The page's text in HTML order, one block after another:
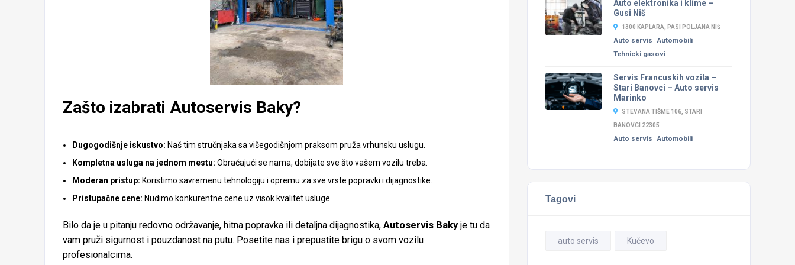
Zašto izabrati Autoservis Baky?
Dugogodišnje iskustvo: Naš tim stručnjaka sa višegodišnjom praksom pruža vrhunsku uslugu.
Kompletna usluga na jednom mestu: Obraćajući se nama, dobijate sve što vašem vozilu treba.
Moderan pristup: Koristimo savremenu tehnologiju i opremu za sve vrste popravki i dijagnostike.
Pristupačne cene: Nudimo konkurentne cene uz visok kvalitet usluge.
Bilo da je u pitanju redovno održavanje, hitna popravka ili detaljna dijagnostika, Autoservis Bakyje tu da
vam pruži sigurnost i pouzdanost na putu. Posetite nas i prepustite brigu o svom vozilu
profesionalcima.
Auto elektronika i klime –
Gusi Niš
1300 KAPLARA, PASI POLJANA NIŠ
Auto servis Automobili
Tehnicki gasovi
Servis Francuskih vozila –
Stari Banovci – Auto servis
Marinko
STEVANA TIŠME 106, STARI
BANOVCI 22305
Auto servis Automobili
Tagovi
auto servis Kučevo